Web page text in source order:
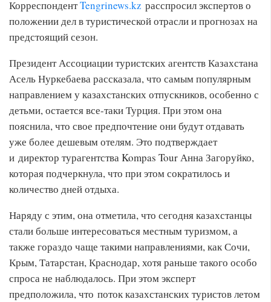
КорреспондентTengrinews.kz расспросил экспертов о
положении дел в туристической отрасли и прогнозах на
предстоящий сезон.
Президент Ассоциации туристских агентств Казахстана
Асель Нуркебаева рассказала, что самым популярным
направлением у казахстанских отпускников, особенно с
детьми, остается все-таки Турция. При этом она
пояснила, что свое предпочтение они будут отдавать
уже более дешевым отелям. Это подтверждает
и директор турагентства Kompas Tour Анна Загоруйко,
которая подчеркнула, что при этом сократилось и
количество дней отдыха.
Наряду с этим, она отметила, что сегодня казахстанцы
стали больше интересоваться местным туризмом, а
также гораздо чаще такими направлениями, как Сочи,
Крым, Татарстан, Краснодар, хотя раньше такого особо
спроса не наблюдалось. При этом эксперт
предположила, что поток казахстанских туристов летом